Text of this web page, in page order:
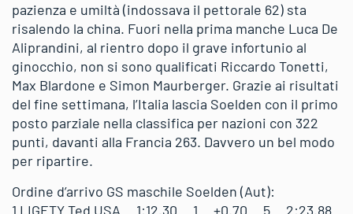
pazienza e umiltà (indossava il pettorale 62) sta
risalendo la china. Fuori nella prima manche Luca De
Aliprandini, al rientro dopo il grave infortunio al
ginocchio, non si sono qualificati Riccardo Tonetti,
Max Blardone e Simon Maurberger. Grazie ai risultati
del fine settimana, l’Italia lascia Soelden con il primo
posto parziale nella classifica per nazioni con 322
punti, davanti alla Francia 263. Davvero un bel modo
per ripartire.
Ordine d’arrivo GS maschile Soelden (Aut):
1 LIGETY Ted USA 1:12.30 1 +0.70 5 2:23.88